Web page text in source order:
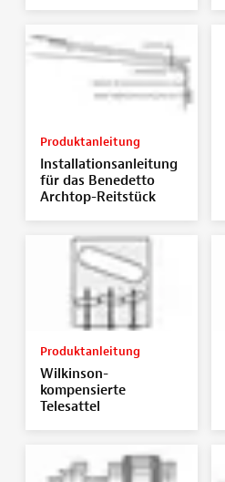
Produktanleitung
Installationsanleitung
für das Benedetto
Archtop-Reitstück
Produktanleitung
Wilkinson-
kompensierte
Telesattel